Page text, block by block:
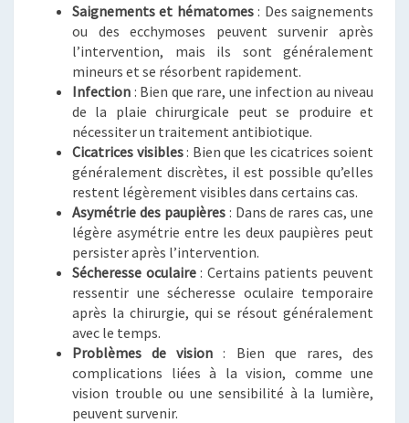
Saignements et hématomes: Des saignements
ou des ecchymoses peuvent survenir après
l’intervention, mais ils sont généralement
mineurs et se résorbent rapidement.
Infection : Bien que rare, une infection au niveau
de la plaie chirurgicale peut se produire et
nécessiter un traitement antibiotique.
Cicatrices visibles: Bien que les cicatrices soient
généralement discrètes, il est possible qu’elles
restent légèrement visibles dans certains cas.
Asymétrie des paupières: Dans de rares cas, une
légère asymétrie entre les deux paupières peut
persister après l’intervention.
Sécheresse oculaire: Certains patients peuvent
ressentir une sécheresse oculaire temporaire
après la chirurgie, qui se résout généralement
avec le temps.
Problèmes de vision : Bien que rares, des
complications liées à la vision, comme une
vision trouble ou une sensibilité à la lumière,
peuvent survenir.